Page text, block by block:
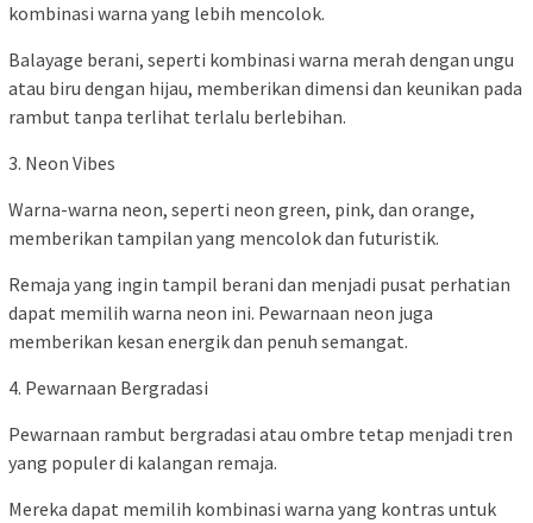
kombinasi warna yang lebih mencolok.
Balayage berani, seperti kombinasi warna merah dengan ungu
atau biru dengan hijau, memberikan dimensi dan keunikan pada
rambut tanpa terlihat terlalu berlebihan.
3. Neon Vibes
Warna-warna neon, seperti neon green, pink, dan orange,
memberikan tampilan yang mencolok dan futuristik.
Remaja yang ingin tampil berani dan menjadi pusat perhatian
dapat memilih warna neon ini. Pewarnaan neon juga
memberikan kesan energik dan penuh semangat.
4. Pewarnaan Bergradasi
Pewarnaan rambut bergradasi atau ombre tetap menjadi tren
yang populer di kalangan remaja.
Mereka dapat memilih kombinasi warna yang kontras untuk